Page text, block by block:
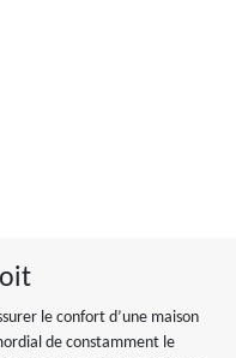
le confort d’une maison
de constamment le